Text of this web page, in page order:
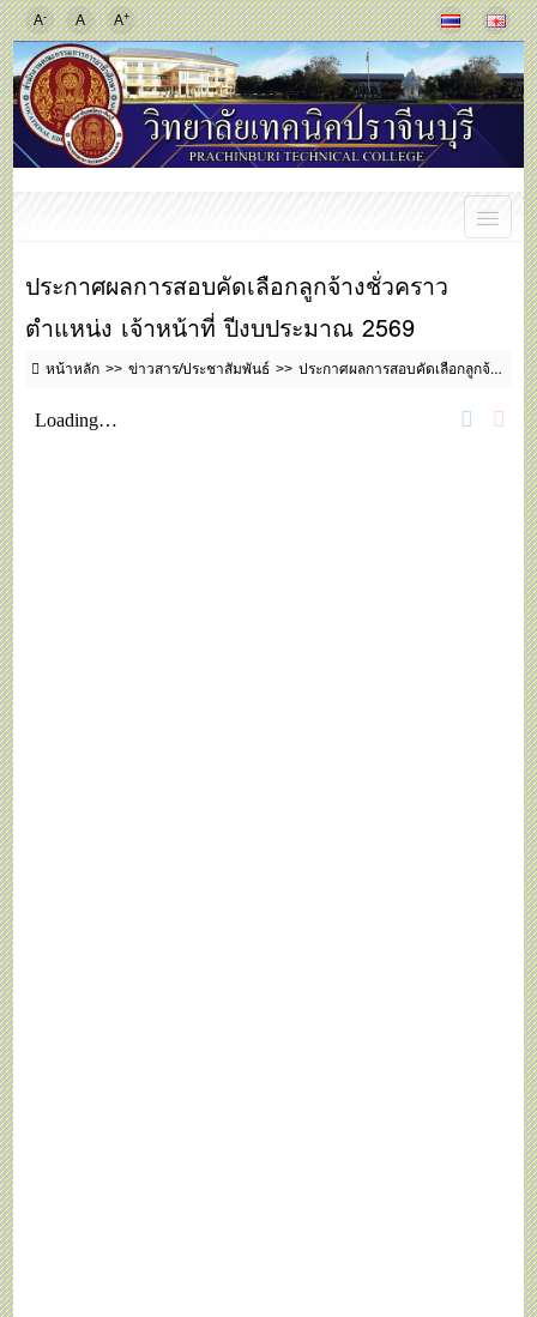
A- A A+
ประกาศผลการสอบคัดเลือกลูกจ้างชั่วคราว
ตำแหน่ง เจ้าหน้าที่ ปีงบประมาณ 2569
หน้าหลัก ข่าวสาร/ประชาสัมพันธ์ ประกาศผลการสอบคัดเลือกลูกจ้างชั่วคราว ตำแหน่ง เจ้าหน้าที่ ปีงบประมาณ 2569